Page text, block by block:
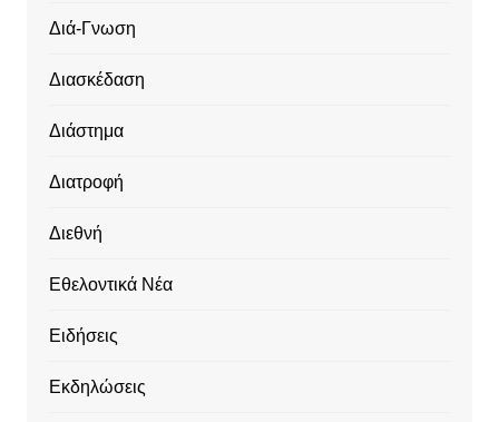
Διά-Γνωση
Διασκέδαση
Διάστημα
Διατροφή
Διεθνή
Εθελοντικά Νέα
Ειδήσεις
Εκδηλώσεις